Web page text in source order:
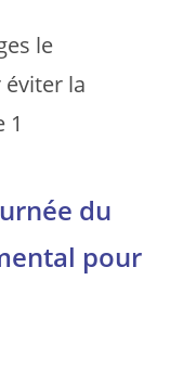
le
la
1
du
pour